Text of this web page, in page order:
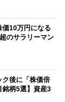
価10万円になる
のサラリーマン
ク後に「株価倍
銘柄5選】資産3